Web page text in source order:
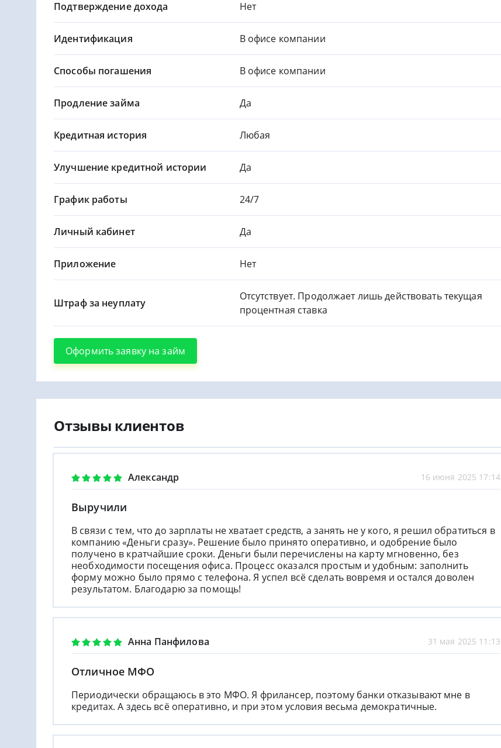
Подтверждение дохода Нет
Идентификация В офисе компании
Способы погашения В офисе компании
Продление займа Да
Кредитная история Любая
Улучшение кредитной истории Да
График работы 24/7
Личный кабинет Да
Приложение Нет
Штраф за неуплату
Отсутствует. Продолжает лишь действовать текущая
процентная ставка
Оформить заявку на займ
Отзывы клиентов
Александр 16 июня 2025 17:14
Выручили
В связи с тем, что до зарплаты не хватает средств, а занять не у кого, я решил обратиться в
компанию «Деньги сразу». Решение было принято оперативно, и одобрение было
получено в кратчайшие сроки. Деньги были перечислены на карту мгновенно, без
необходимости посещения офиса. Процесс оказался простым и удобным: заполнить
форму можно было прямо с телефона. Я успел всё сделать вовремя и остался доволен
результатом. Благодарю за помощь!
Анна Панфилова 31 мая 2025 11:13
Отличное МФО
Периодически обращаюсь в это МФО. Я фрилансер, поэтому банки отказывают мне в
кредитах. А здесь всё оперативно, и при этом условия весьма демократичные.